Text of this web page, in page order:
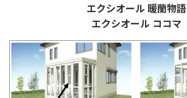
エクシオール 暖蘭物語
エクシオール ココマ